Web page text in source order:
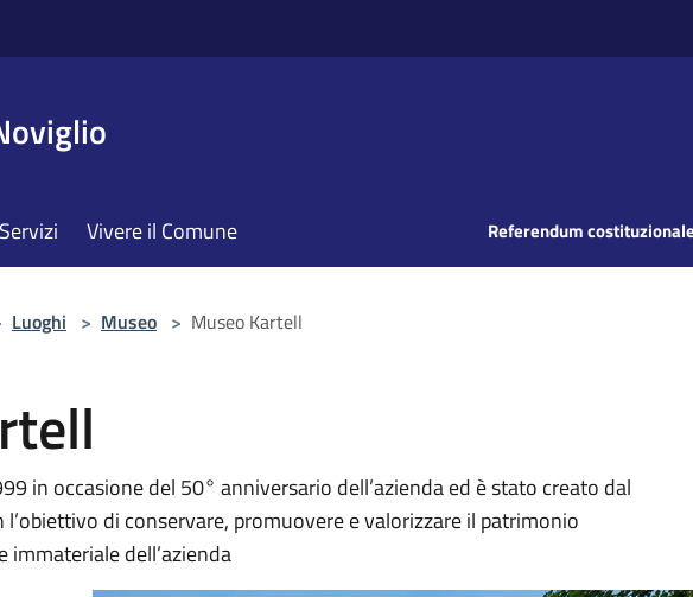
Servizi Vivere il Comune Referendum
Luoghi > Museo > Museo Kartell
in occasione del 50° anniversario dell’azienda ed è stato creato dal
di conservare, promuovere e valorizzare il patrimonio
immateriale dell’azienda